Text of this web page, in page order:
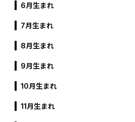
6月生まれ
7月生まれ
8月生まれ
9月生まれ
10月生まれ
11月生まれ